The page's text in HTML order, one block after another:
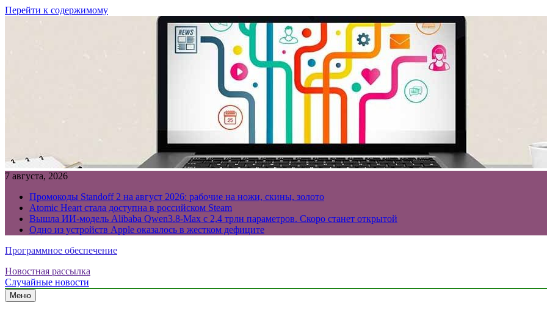
Перейти к содержимому
7 августа, 2026
Промокоды Standoff 2 на август 2026: рабочие на ножи, скины, золото
Atomic Heart стала доступна в российском Steam
Вышла ИИ-модель Alibaba Qwen3.8-Max с 2,4 трлн параметров. Скоро станет открытой
Одно из устройств Apple оказалось в жестком дефиците
Программное обеспечение
Новостная рассылка
Случайные новости
Меню